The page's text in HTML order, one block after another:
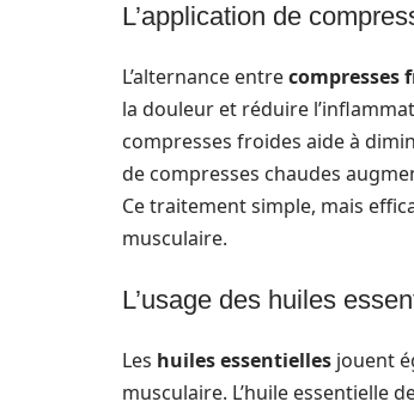
L’application de
L’alternance entrecompresses
la douleur et réduire
compresses froides aide à
de compresses chaudes
Ce traitement simple, mais
musculaire.
L’usage des huiles
Les huiles essentielles jouent
musculaire. L’huile essentielle